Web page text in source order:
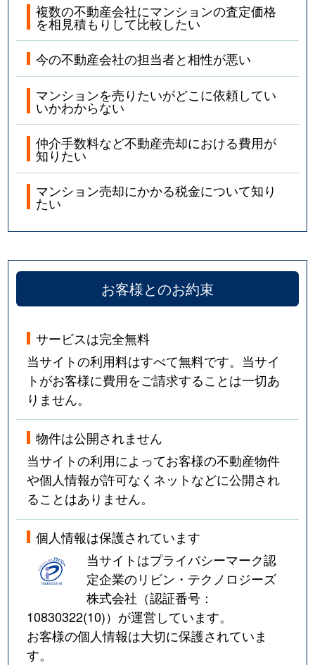
複数の不動産会社にマンションの査定価格
を相見積もりして比較したい
今の不動産会社の担当者と相性が悪い
マンションを売りたいがどこに依頼してい
いかわからない
仲介手数料など不動産売却における費用が
知りたい
マンション売却にかかる税金について知り
たい
お客様とのお約束
サービスは完全無料
当サイトの利用料はすべて無料です。当サイ
トがお客様に費用をご請求することは一切あ
りません。
物件は公開されません
当サイトの利用によってお客様の不動産物件
や個人情報が許可なくネットなどに公開され
ることはありません。
個人情報は保護されています
当サイトはプライバシーマーク認
定企業のリビン・テクノロジーズ
株式会社（認証番号：
10830322(10)）が運営しています。
お客様の個人情報は大切に保護されていま
す。